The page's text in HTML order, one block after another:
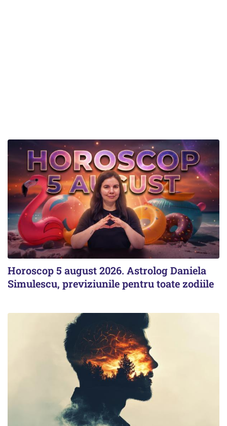
Horoscop 5 august 2026. Astrolog Daniela
Simulescu, previziunile pentru toate zodiile